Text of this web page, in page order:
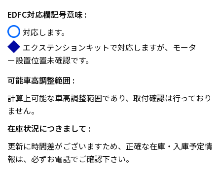
EDFC対応欄記号意味 :
対応します。
エクステンションキットで対応しますが、モータ
ー設置位置未確認です。
可能車高調整範囲 :
計算上可能な車高調整範囲であり、取付確認は行っており
ません。
在庫状況につきまして :
更新に時間差がございますため、正確な在庫・入庫予定情
報は、必ずお電話でご確認下さい。